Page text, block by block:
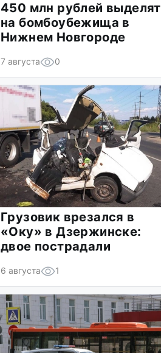
450 млн рублей выделят
на бомбоубежища в
Нижнем Новгороде
7 августа 0
Грузовик врезался в
«Оку» в Дзержинске:
двое пострадали
6 августа 1